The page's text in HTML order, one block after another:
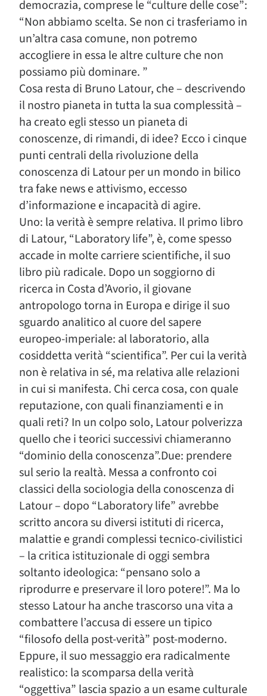
democrazia, comprese le “culture delle cose”:
“Non abbiamo scelta. Se non ci trasferiamo in
un’altra casa comune, non potremo
accogliere in essa le altre culture che non
possiamo più dominare. ”
Cosa resta di Bruno Latour, che – descrivendo
il nostro pianeta in tutta la sua complessità –
ha creato egli stesso un pianeta di
conoscenze, di rimandi, di idee? Ecco i cinque
punti centrali della rivoluzione della
conoscenza di Latour per un mondo in bilico
tra fake news e attivismo, eccesso
d’informazione e incapacità di agire.
Uno: la verità è sempre relativa. Il primo libro
di Latour, “Laboratory life”, è, come spesso
accade in molte carriere scientifiche, il suo
libro più radicale. Dopo un soggiorno di
ricerca in Costa d’Avorio, il giovane
antropologo torna in Europa e dirige il suo
sguardo analitico al cuore del sapere
europeo-imperiale: al laboratorio, alla
cosiddetta verità “scientifica”. Per cui la verità
non è relativa in sé, ma relativa alle relazioni
in cui si manifesta. Chi cerca cosa, con quale
reputazione, con quali finanziamenti e in
quali reti? In un colpo solo, Latour polverizza
quello che i teorici successivi chiameranno
“dominio della conoscenza”.Due: prendere
sul serio la realtà. Messa a confronto coi
classici della sociologia della conoscenza di
Latour – dopo “Laboratory life” avrebbe
scritto ancora su diversi istituti di ricerca,
malattie e grandi complessi tecnico-civilistici
– la critica istituzionale di oggi sembra
soltanto ideologica: “pensano solo a
riprodurre e preservare il loro potere!”. Ma lo
stesso Latour ha anche trascorso una vita a
combattere l’accusa di essere un tipico
“filosofo della post-verità” post-moderno.
Eppure, il suo messaggio era radicalmente
realistico: la scomparsa della verità
“oggettiva” lascia spazio a un esame culturale